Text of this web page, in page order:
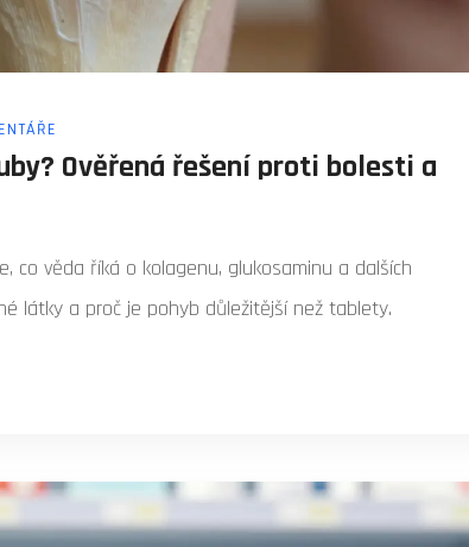
Ověřená řešení proti bolesti a
co věda říká o kolagenu, glukosaminu a dalších
látky a proč je pohyb důležitější než tablety.